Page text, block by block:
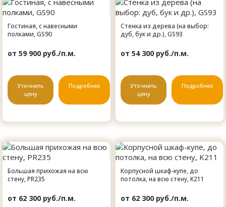
Гостиная, с навесными
полками, GS90
от 59 900 руб./п.м.
Уточнить
цену
Подробнее
Стенка из дерева (на выбор:
дуб, бук и др.), GS93
от 54 300 руб./п.м.
Уточнить
цену
Подробнее
Большая прихожая на всю
стену, PR235
от 62 300 руб./п.м.
Корпусной шкаф-купе, до
потолка, на всю стену, K211
от 62 300 руб./п.м.